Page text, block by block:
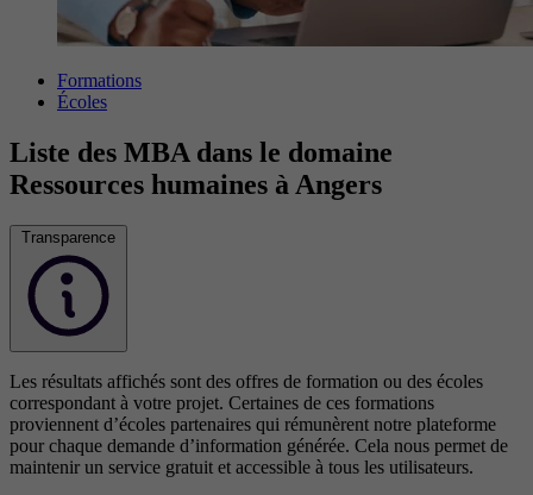
Formations
Écoles
Liste des MBA dans le domaine
Ressources humaines à Angers
Transparence
Les résultats affichés sont des offres de formation ou des écoles
correspondant à votre projet. Certaines de ces formations
proviennent d’écoles partenaires qui rémunèrent notre plateforme
pour chaque demande d’information générée. Cela nous permet de
maintenir un service gratuit et accessible à tous les utilisateurs.